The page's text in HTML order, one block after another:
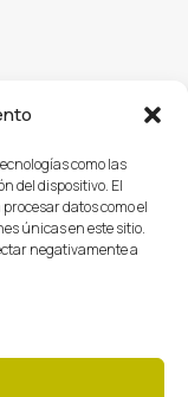
como las
del dispositivo. El
datos como el
únicas en este sitio.
negativamente a